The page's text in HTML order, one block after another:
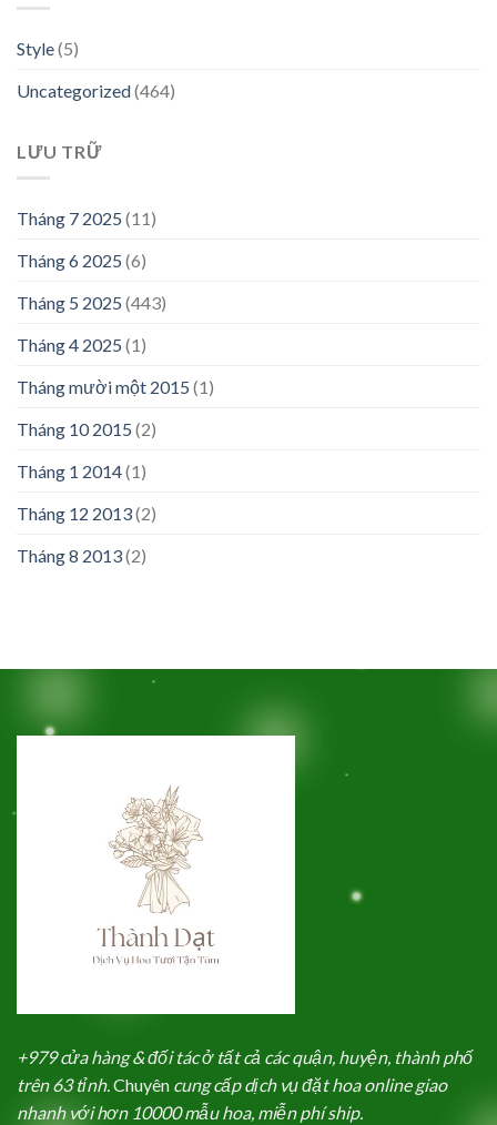
Style(5)
Uncategorized(464)
LƯU TRỮ
Tháng 7 2025 (11)
Tháng 6 2025 (6)
Tháng 5 2025 (443)
Tháng 4 2025 (1)
Tháng mười một 2015 (1)
Tháng 10 2015 (2)
Tháng 1 2014(1)
Tháng 12 2013(2)
Tháng 8 2013(2)
+979 cửa hàng & đối tác ở tất cả các quận, huyện, thành phố
trên 63 tỉnh.Chuyên cung cấp dịch vụ đặt hoa online giao
nhanh với hơn 10000 mẫu hoa, miễn phí ship.